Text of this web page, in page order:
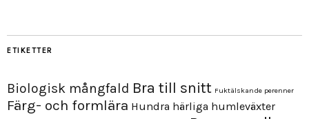
ETIKETTER
Biologisk mångfald Bra till snitt Fuktälskande perenner
Färg- och formlära Hundra härliga humleväxter